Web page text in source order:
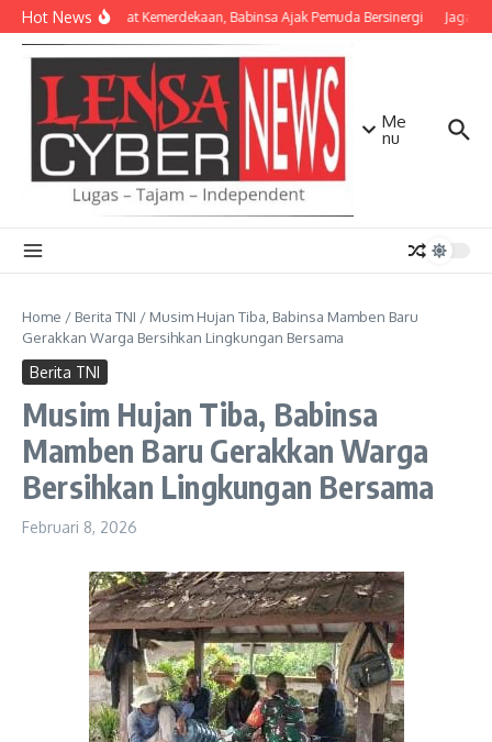
Lewati ke konten
Hot NewsSemangat Kemerdekaan, Babinsa Ajak Pemuda Bersinergi Jaga
Me
nu
Home / Berita TNI / Musim Hujan Tiba, Babinsa Mamben Baru
Gerakkan Warga Bersihkan Lingkungan Bersama
Berita TNI
Musim Hujan Tiba, Babinsa
Mamben Baru Gerakkan Warga
Bersihkan Lingkungan Bersama
Februari 8, 2026